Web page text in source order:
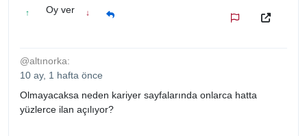
↑ Oy ver ↓
@altınorka:
10 ay, 1 hafta önce
Olmayacaksa neden kariyer sayfalarında onlarca hatta
yüzlerce ilan açılıyor?